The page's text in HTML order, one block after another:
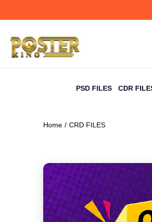
PSD FILES CDR
Home CRD FILES